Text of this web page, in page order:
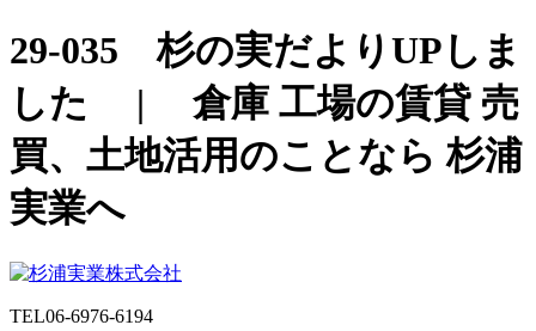
29-035 杉の実だよりUPしま
した | 倉庫 工場の賃貸 売
買、土地活用のことなら 杉浦
実業へ
TEL06-6976-6194